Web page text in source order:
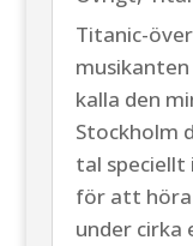
Titanic-
kalla den
Stockholm
tal speciellt
för att
under cirka